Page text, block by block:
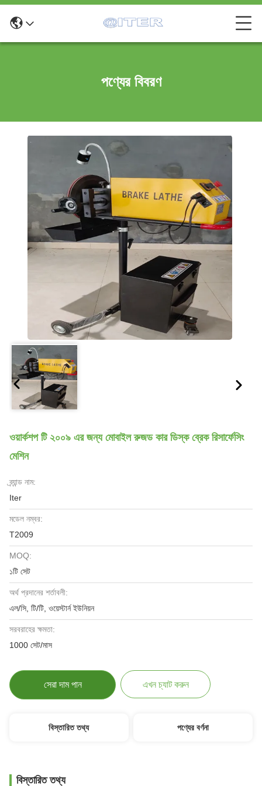
পণ্যের বিবরণ
ওয়ার্কশপ টি ২০০৯ এর জন্য মোবাইল রুজড কার ডিস্ক ব্রেক রিসার্ফেসিং
মেশিন
ব্র্যান্ড নাম:
Iter
মডেল নম্বর:
T2009
MOQ:
১টি সেট
অর্থ প্রদানের শর্তাবলী:
এল/সি, টি/টি, ওয়েস্টার্ন ইউনিয়ন
সরবরাহের ক্ষমতা:
1000 সেট/মাস
সেরা দাম পান এখন চ্যাট করুন
বিস্তারিত তথ্য পণ্যের বর্ণনা
বিস্তারিত তথ্য